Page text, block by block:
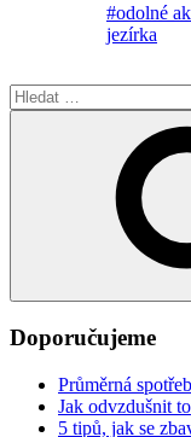
#odolné
jezírka
Hledat:
Doporučujeme
Průměrná
Jak odvzdušnit
5 tipů, jak se